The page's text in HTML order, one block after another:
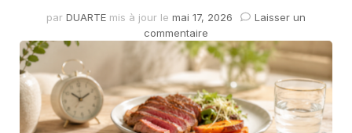
par DUARTE mis à jour le mai 17, 2026
Laisser un
commentaire
La
patate
douce
:
pas
mal,